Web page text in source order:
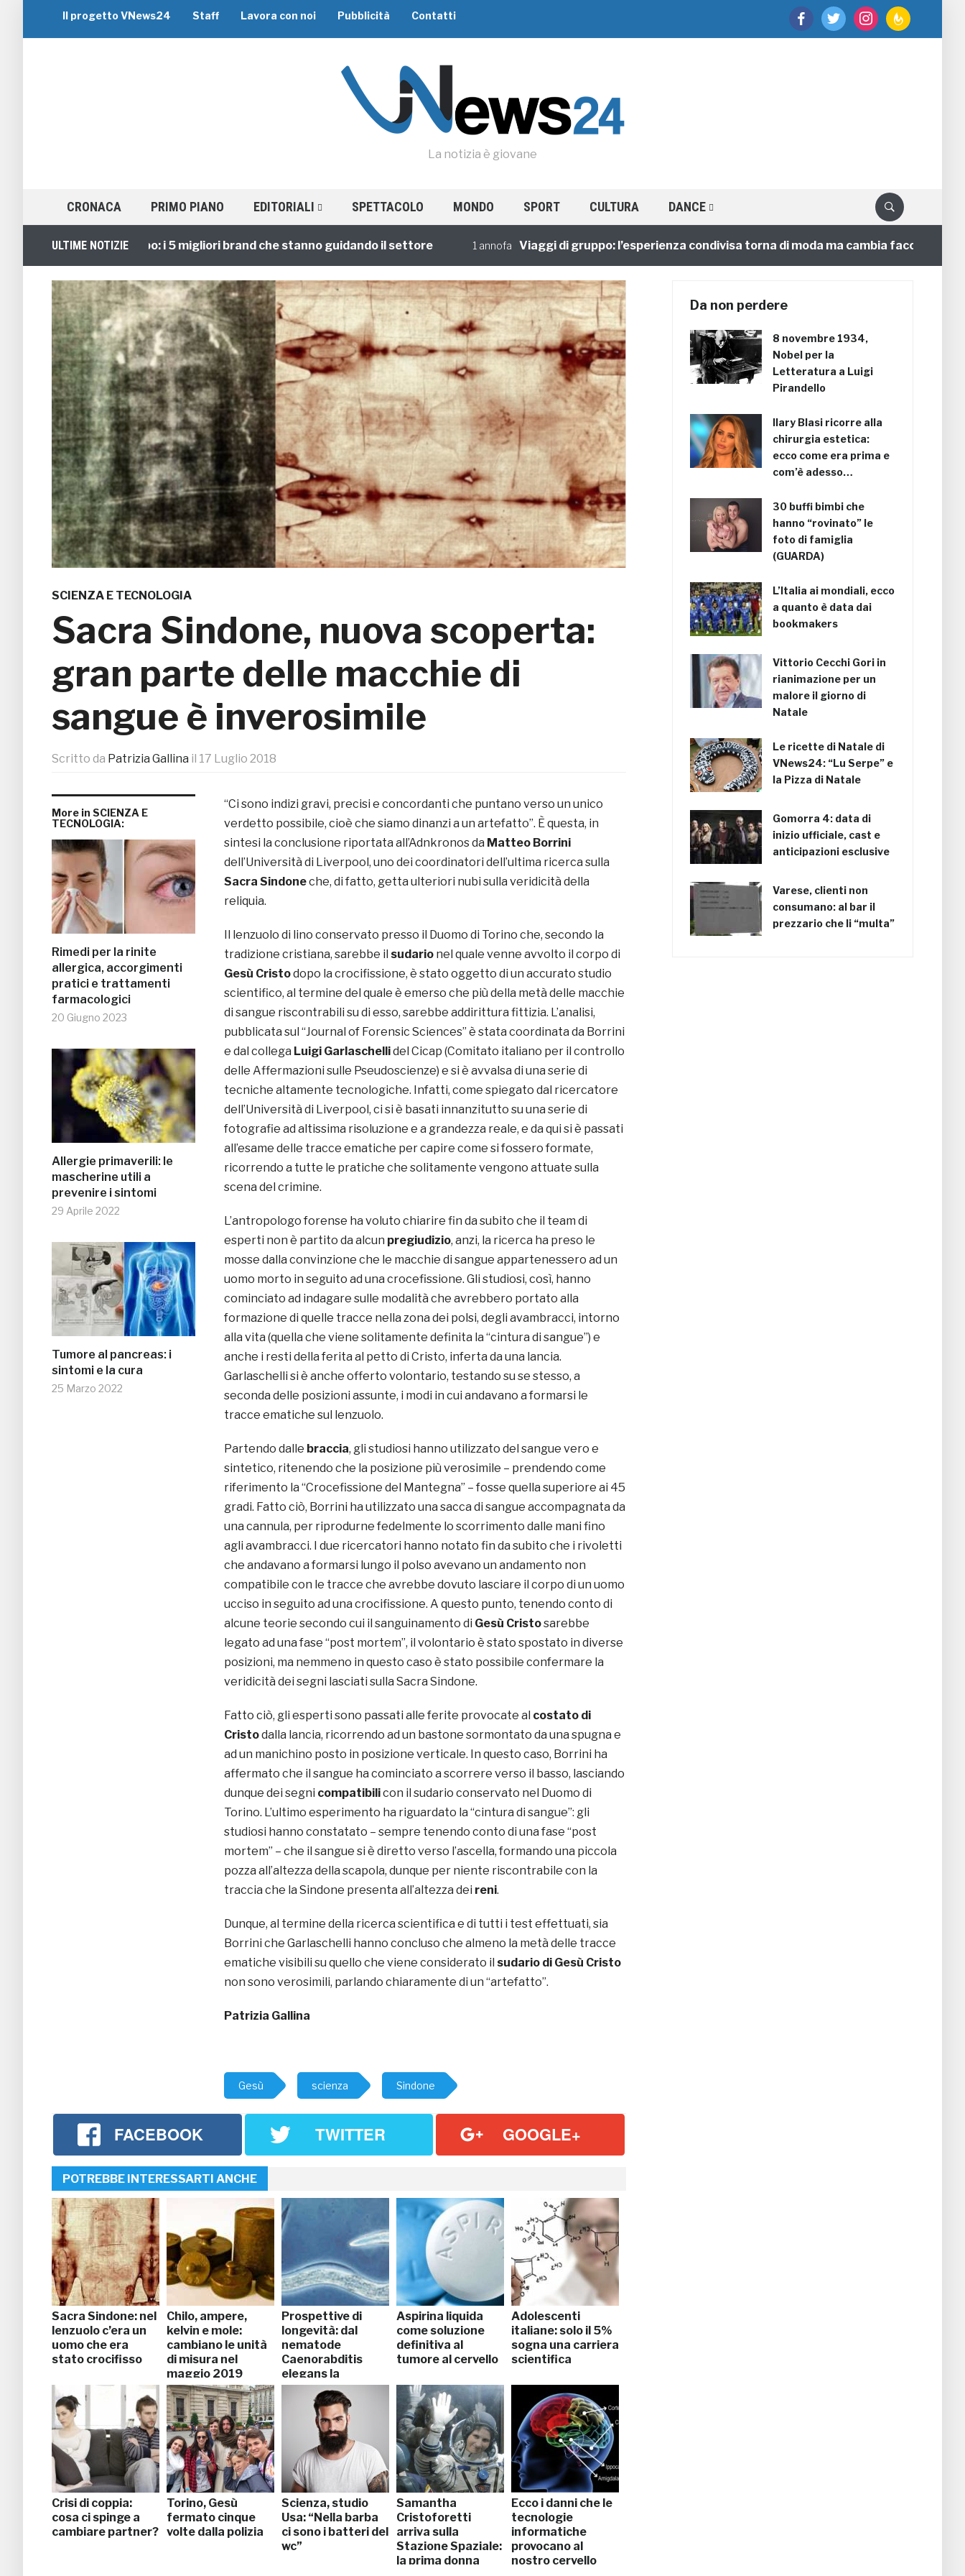
facebooktwitter instagramfeedburner
Il progetto VNews24 Staff Lavora con noi Pubblicità Contatti
La notizia è giovane
CRONACA PRIMO PIANO EDITORIALI SPETTACOLO MONDO SPORT CULTURA DANCE
ULTIME NOTIZIE
Viaggi di Gruppo: i 5 migliori brand che stanno guidando il settore 1 annofa Viaggi di gruppo: l’esperienza condivisa torna di moda ma cambia faccia
SCIENZA E TECNOLOGIA
Sacra Sindone, nuova scoperta:
gran parte delle macchie di
sangue è inverosimile
Scritto da Patrizia Gallina il 17 Luglio 2018
More in SCIENZA E
TECNOLOGIA:
Rimedi per la rinite
allergica, accorgimenti
pratici e trattamenti
farmacologici
20 Giugno 2023
Allergie primaverili: le
mascherine utili a
prevenire i sintomi
29 Aprile 2022
Tumore al pancreas: i
sintomi e la cura
25 Marzo 2022
“Ci sono indizi gravi, precisi e concordanti che puntano verso un unico
verdetto possibile, cioè che siamo dinanzi a un artefatto”. È questa, in
sintesi la conclusione riportata all’Adnkronos da Matteo Borrini
dell’Università di Liverpool, uno dei coordinatori dell’ultima ricerca sulla
Sacra Sindoneche, di fatto, getta ulteriori nubi sulla veridicità della
reliquia.
Il lenzuolo di lino conservato presso il Duomo di Torino che, secondo la
tradizione cristiana, sarebbe il sudario nel quale venne avvolto il corpo di
Gesù Cristodopo la crocifissione, è stato oggetto di un accurato studio
scientifico, al termine del quale è emerso che più della metà delle macchie
di sangue riscontrabili su di esso, sarebbe addirittura fittizia. L’analisi,
pubblicata sul “Journal of Forensic Sciences” è stata coordinata da Borrini
e dal collega Luigi Garlaschellidel Cicap (Comitato italiano per il controllo
delle Affermazioni sulle Pseudoscienze) e si è avvalsa di una serie di
tecniche altamente tecnologiche. Infatti, come spiegato dal ricercatore
dell’Università di Liverpool, ci si è basati innanzitutto su una serie di
fotografie ad altissima risoluzione e a grandezza reale, e da qui si è passati
all’esame delle tracce ematiche per capire come si fossero formate,
ricorrendo a tutte le pratiche che solitamente vengono attuate sulla
scena del crimine.
L’antropologo forense ha voluto chiarire fin da subito che il team di
esperti non è partito da alcun pregiudizio, anzi, la ricerca ha preso le
mosse dalla convinzione che le macchie di sangue appartenessero ad un
uomo morto in seguito ad una crocefissione. Gli studiosi, così, hanno
cominciato ad indagare sulle modalità che avrebbero portato alla
formazione di quelle tracce nella zona dei polsi, degli avambracci, intorno
alla vita (quella che viene solitamente definita la “cintura di sangue”) e
anche i resti della ferita al petto di Cristo, inferta da una lancia.
Garlaschelli si è anche offerto volontario, testando su se stesso, a
seconda delle posizioni assunte, i modi in cui andavano a formarsi le
tracce ematiche sul lenzuolo.
Partendo dalle braccia, gli studiosi hanno utilizzato del sangue vero e
sintetico, ritenendo che la posizione più verosimile – prendendo come
riferimento la “Crocefissione del Mantegna” – fosse quella superiore ai 45
gradi. Fatto ciò, Borrini ha utilizzato una sacca di sangue accompagnata da
una cannula, per riprodurne fedelmente lo scorrimento dalle mani fino
agli avambracci. I due ricercatori hanno notato fin da subito che i rivoletti
che andavano a formarsi lungo il polso avevano un andamento non
compatibile con le tracce che avrebbe dovuto lasciare il corpo di un uomo
ucciso in seguito ad una crocifissione. A questo punto, tenendo conto di
alcune teorie secondo cui il sanguinamento di Gesù Cristosarebbe
legato ad una fase “post mortem”, il volontario è stato spostato in diverse
posizioni, ma nemmeno in questo caso è stato possibile confermare la
veridicità dei segni lasciati sulla Sacra Sindone.
Fatto ciò, gli esperti sono passati alle ferite provocate al costato di
Cristodalla lancia, ricorrendo ad un bastone sormontato da una spugna e
ad un manichino posto in posizione verticale. In questo caso, Borrini ha
affermato che il sangue ha cominciato a scorrere verso il basso, lasciando
dunque dei segni compatibilicon il sudario conservato nel Duomo di
Torino. L’ultimo esperimento ha riguardato la “cintura di sangue”: gli
studiosi hanno constatato – sempre tenendo conto di una fase “post
mortem” – che il sangue si è diretto verso l’ascella, formando una piccola
pozza all’altezza della scapola, dunque per niente riscontrabile con la
traccia che la Sindone presenta all’altezza dei reni.
Dunque, al termine della ricerca scientifica e di tutti i test effettuati, sia
Borrini che Garlaschelli hanno concluso che almeno la metà delle tracce
ematiche visibili su quello che viene considerato il sudario di Gesù Cristo
non sono verosimili, parlando chiaramente di un “artefatto”.
Patrizia Gallina
Gesù scienza Sindone
FACEBOOK TWITTER GOOGLE+
POTREBBE INTERESSARTI ANCHE
Sacra Sindone: nel
lenzuolo c’era un
uomo che era
stato crocifisso
Chilo, ampere,
kelvin e mole:
cambiano le unità
di misura nel
maggio 2019
Prospettive di
longevità: dal
nematode
Caenorabditis
elegans la
risposta?
Aspirina liquida
come soluzione
definitiva al
tumore al cervello
Adolescenti
italiane: solo il 5%
sogna una carriera
scientifica
Crisi di coppia:
cosa ci spinge a
cambiare partner?
Torino, Gesù
fermato cinque
volte dalla polizia
Scienza, studio
Usa: “Nella barba
ci sono i batteri del
wc”
Samantha
Cristoforetti
arriva sulla
Stazione Spaziale:
la prima donna
Ecco i danni che le
tecnologie
informatiche
provocano al
nostro cervello
Da non perdere
8 novembre 1934,
Nobel per la
Letteratura a Luigi
Pirandello
Ilary Blasi ricorre alla
chirurgia estetica:
ecco come era prima e
com’è adesso…
30 buffi bimbi che
hanno “rovinato” le
foto di famiglia
(GUARDA)
L’Italia ai mondiali, ecco
a quanto è data dai
bookmakers
Vittorio Cecchi Gori in
rianimazione per un
malore il giorno di
Natale
Le ricette di Natale di
VNews24: “Lu Serpe” e
la Pizza di Natale
Gomorra 4: data di
inizio ufficiale, cast e
anticipazioni esclusive
Varese, clienti non
consumano: al bar il
prezzario che li “multa”